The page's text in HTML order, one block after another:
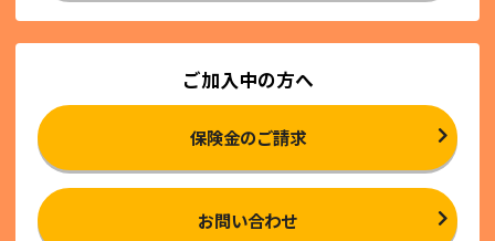
ご加入中の方へ
保険金のご請求
お問い合わせ